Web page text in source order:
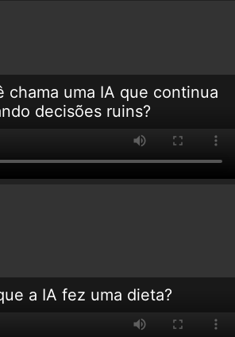
chama uma IA que continua
decisões ruins?
a IA fez uma dieta?